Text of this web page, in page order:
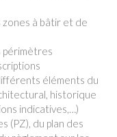
à bâtir et de
périmètres
éléments du
historique
indicatives,…)
(PZ), du plan des